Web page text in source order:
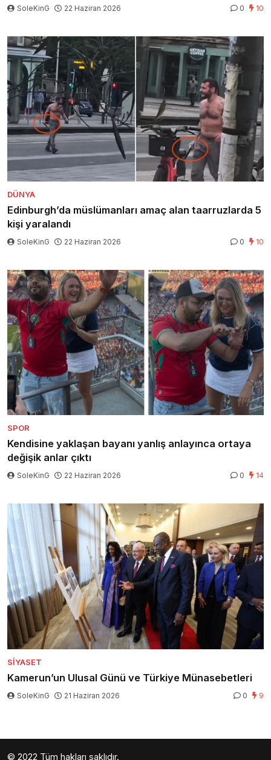
SoleKinG 22 Haziran 2026 0 10
DÜNYA
Edinburgh’da müslümanları amaç alan taarruzlarda 5
kişi yaralandı
SoleKinG 22 Haziran 2026 0 10
SPOR
Kendisine yaklaşan bayanı yanlış anlayınca ortaya
değişik anlar çıktı
SoleKinG 22 Haziran 2026 0 14
SIYASET
Kamerun’un Ulusal Günü ve Türkiye Münasebetleri
SoleKinG 21 Haziran 2026 0 9
© 2022 Tüm hakları saklıdır.